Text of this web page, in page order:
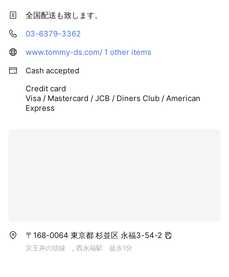
全国配送も致します。
03-6379-3362
www.tommy-ds.com/ 1 other items
Cash accepted
Credit card
Visa / Mastercard / JCB / Diners Club / American
Express
〒168-0064 東京都 杉並区 永福3-54-2
京王井の頭線 , 西永福駅 徒歩1分